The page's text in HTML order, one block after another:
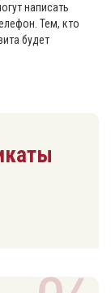
написать
Тем, кто
будет